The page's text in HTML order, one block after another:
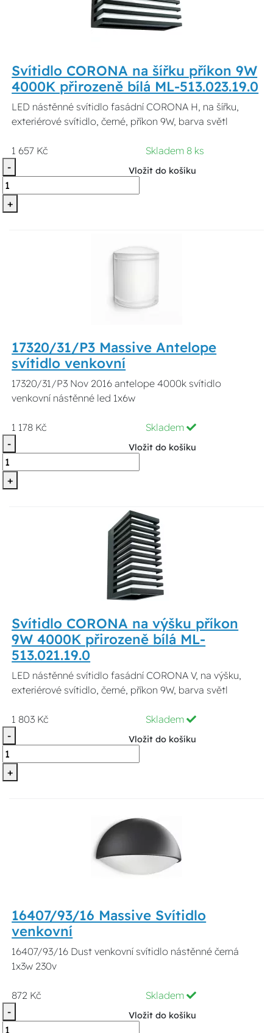
Svítidlo CORONA na šířku příkon 9W
4000K přirozeně bílá ML-513.023.19.0
LED nástěnné svítidlo fasádní CORONA H, na šířku,
exteriérové svítidlo, černé, příkon 9W, barva světl
1 657 Kč
Skladem 8 ks
-
+
Vložit do košíku
17320/31/P3 Massive Antelope
svítidlo venkovní
17320/31/P3 Nov 2016 antelope 4000k svítidlo
venkovní nástěnné led 1x6w
1 178 Kč
Skladem
-
+
Vložit do košíku
Svítidlo CORONA na výšku příkon
9W 4000K přirozeně bílá ML-
513.021.19.0
LED nástěnné svítidlo fasádní CORONA V, na výšku,
exteriérové svítidlo, černé, příkon 9W, barva světl
1 803 Kč
Skladem
-
+
Vložit do košíku
16407/93/16 Massive Svítidlo
venkovní
16407/93/16 Dust venkovní svítidlo nástěnné černá
1x3w 230v
872 Kč
Skladem
-
Vložit do košíku